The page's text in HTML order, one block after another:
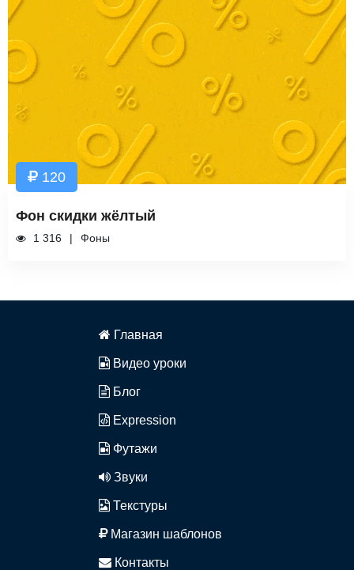
120
Фон скидки жёлтый
1 316 Фоны
Главная
Видео уроки
Блог
Expression
Футажи
Звуки
Текстуры
Магазин шаблонов
Контакты